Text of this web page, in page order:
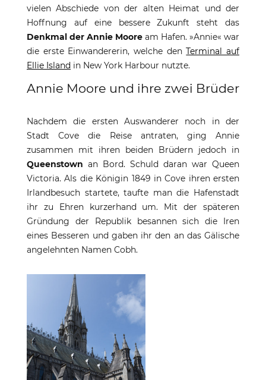
vielen Abschiede von der alten Heimat und der
Hoffnung auf eine bessere Zukunft steht das
Denkmal der Annie Moore am Hafen. »Annie« war
die erste Einwandererin, welche denTerminal auf
Ellie Island in New York Harbour nutzte.
Annie Moore und ihre zwei Brüder
Nachdem die ersten Auswanderer noch in der
Stadt Cove die Reise antraten, ging Annie
zusammen mit ihren beiden Brüdern jedoch in
Queenstown an Bord. Schuld daran war Queen
Victoria. Als die Königin 1849 in Cove ihren ersten
Irlandbesuch startete, taufte man die Hafenstadt
ihr zu Ehren kurzerhand um. Mit der späteren
Gründung der Republik besannen sich die Iren
eines Besseren und gaben ihr den an das Gälische
angelehnten Namen Cobh.